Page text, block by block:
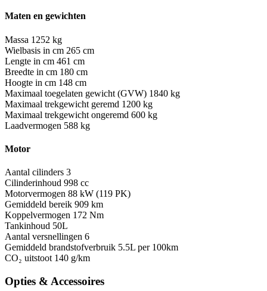
Maten en gewichten
Massa 1252 kg
Wielbasis in cm 265 cm
Lengte in cm 461 cm
Breedte in cm 180 cm
Hoogte in cm 148 cm
Maximaal toegelaten gewicht (GVW) 1840 kg
Maximaal trekgewicht geremd 1200 kg
Maximaal trekgewicht ongeremd 600 kg
Laadvermogen 588 kg
Motor
Aantal cilinders 3
Cilinderinhoud 998 cc
Motorvermogen 88 kW (119 PK)
Gemiddeld bereik 909 km
Koppelvermogen 172 Nm
Tankinhoud 50L
Aantal versnellingen 6
Gemiddeld brandstofverbruik 5.5L per 100km
CO₂ uitstoot 140 g/km
Opties & Accessoires